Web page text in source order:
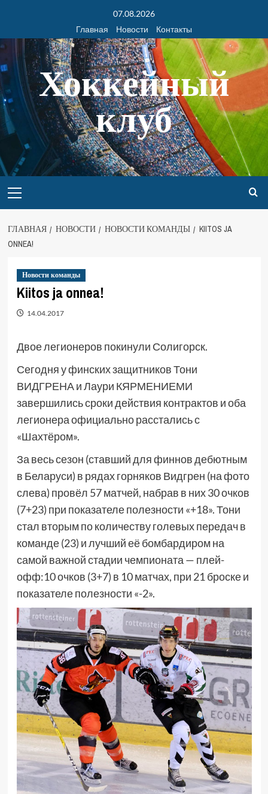
07.08.2026
Главная
Новости Контакты
Хоккейный
клуб
ГЛАВНАЯ НОВОСТИ НОВОСТИ КОМАНДЫ
KIITOS JA
ONNEA!
Новости команды
Kiitos ja onnea!
14.04.2017
Двое легионеров покинули Солигорск.
Сегодня у финских защитников Тони
ВИДГРЕНА и Лаури КЯРМЕНИЕМИ
завершились сроки действия контрактов и оба
легионера официально расстались с
«Шахтёром».
За весь сезон (ставший для финнов дебютным
в Беларуси) в рядах горняков Видгрен (на фото
слева) провёл 57 матчей, набрав в них 30 очков
(7+23) при показателе полезности «+18». Тони
стал вторым по количеству голевых передач в
команде (23) и лучший её бомбардиром на
самой важной стадии чемпионата — плей-
офф:10 очков (3+7) в 10 матчах, при 21 броске и
показателе полезности «-2».